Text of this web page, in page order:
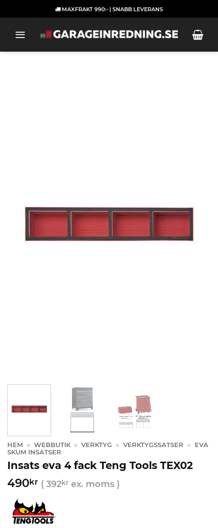
to
MAXFRAKT 990:- | SNABB LEVERANS
HEM » WEBBUTIK » VERKTYG » VERKTYGSSATSER »
EVA
SKUM INSATSER
Insats eva 4 fack Teng Tools TEX02
490kr ( 392kr ex. moms )